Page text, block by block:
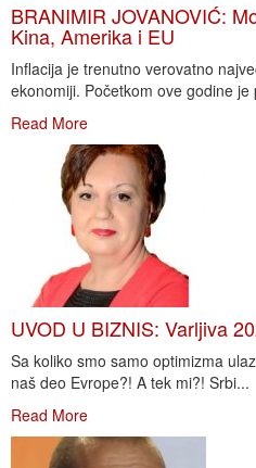
BRANIMIR JOVANOVIĆ:
Kina, Amerika i EU
Inflacija je trenutno verovatno
ekonomiji. Početkom ove godine je
Read More
UVOD U BIZNIS: Varljiva
Sa koliko smo samo optimizma
naš deo Evrope?! A tek mi?! Srbi...
Read More